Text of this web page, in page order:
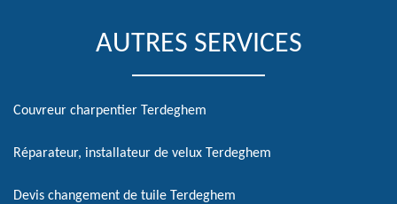
AUTRES SERVICES
Couvreur charpentier Terdeghem
Réparateur, installateur de velux Terdeghem
Devis changement de tuile Terdeghem